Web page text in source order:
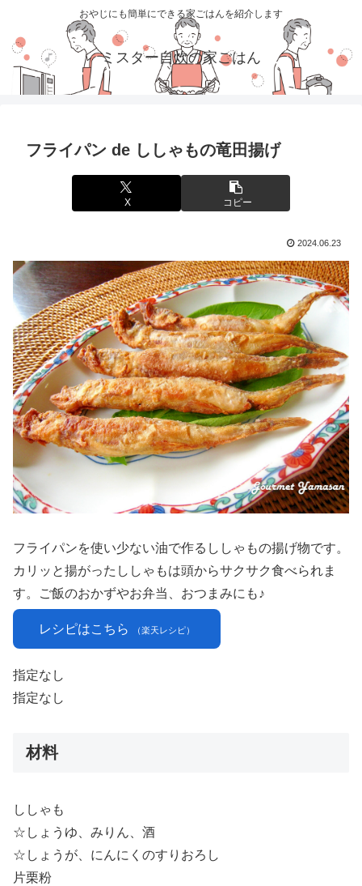
おやじにも簡単にできる家ごはんを紹介します
ミスター自炊の家ごはん
フライパン de ししゃもの竜田揚げ
X コピー
2024.06.23
フライパンを使い少ない油で作るししゃもの揚げ物です。
カリッと揚がったししゃもは頭からサクサク食べられま
す。ご飯のおかずやお弁当、おつまみにも♪
レシピはこちら （楽天レシピ）
指定なし
指定なし
材料
ししゃも
☆しょうゆ、みりん、酒
☆しょうが、にんにくのすりおろし
片栗粉